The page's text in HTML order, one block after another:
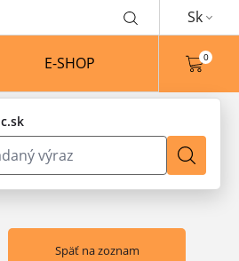
Sk
E-SHOP 0
Späť na zoznam